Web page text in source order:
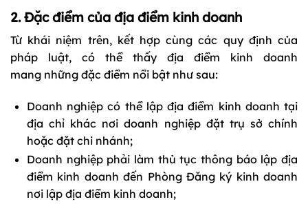
2. Đặc điểm của địa điểm kinh doanh
Từ khái niệm trên, kết hợp cùng các quy định của
pháp luật, có thể thấy địa điểm kinh doanh
mang những đặc điểm nổi bật như sau:
Doanh nghiệp có thể lập địa điểm kinh doanh tại
địa chỉ khác nơi doanh nghiệp đặt trụ sở chính
hoặc đặt chi nhánh;
Doanh nghiệp phải làm thủ tục thông báo lập địa
điểm kinh doanh đến Phòng Đăng ký kinh doanh
nơi lập địa điểm kinh doanh;